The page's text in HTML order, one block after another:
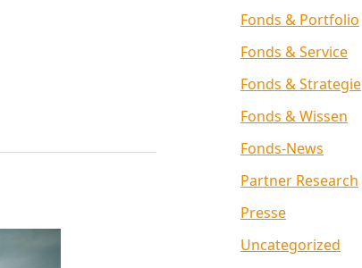
Fonds & Portfolio
Fonds & Service
Fonds & Strategie
Fonds & Wissen
Fonds-News
Partner Research
Presse
Uncategorized